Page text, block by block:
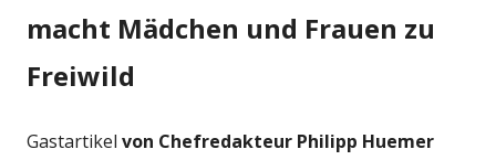
macht Mädchen und Frauen zu
Freiwild
Gastartikel von Chefredakteur Philipp Huemer